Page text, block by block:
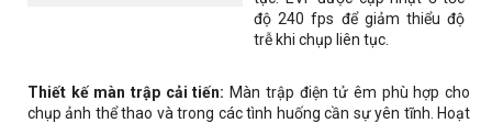
độ 240 fps để giảm thiểu độ
trễ khi chụp liên tục.
Thiết kế màn trập cải tiến: Màn trập điện tử êm phù hợp cho
chụp ảnh thể thao và trong các tình huống cần sự yên tĩnh. Hoạt